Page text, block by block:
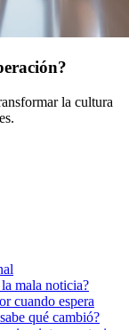
la cultura
mala noticia?
cuando espera
qué cambió?